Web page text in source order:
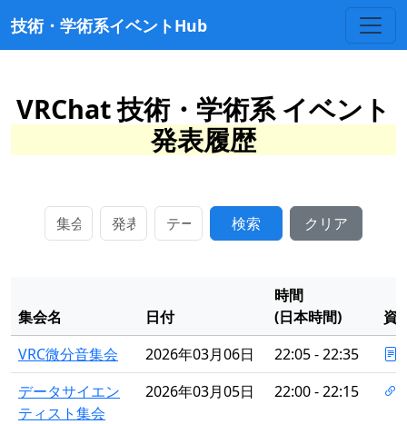
技術・学術系イベントHub
VRChat 技術・学術系 イベント
発表履歴
検索 クリア
集会名 日付
時間
(日本時間)
資
VRC微分音集会
2026年03月06日
22:05 - 22:35
データサイエン
ティスト集会
2026年03月05日 22:00 - 22:15